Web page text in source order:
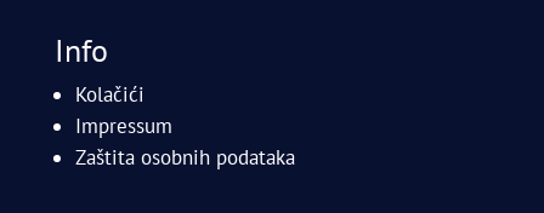
Info
Kolačići
Impressum
Zaštita osobnih podataka